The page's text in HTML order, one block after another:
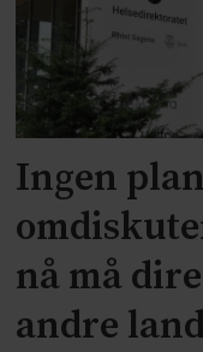
Ingen
nå må
andre